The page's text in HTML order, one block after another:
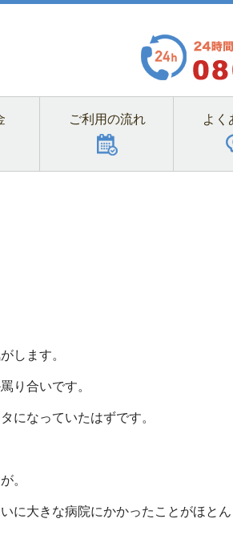
ご利用の流れ よく
します。
り合いです。
になっていたはずです。
。
に大きな病院にかかったことがほとん